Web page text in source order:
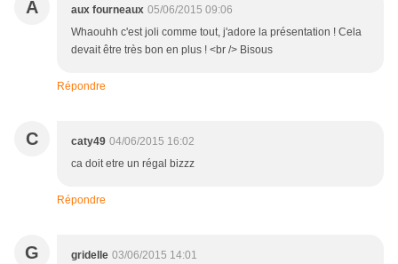
A aux fourneaux 05/06/2015 09:06
Whaouhh c'est joli comme tout, j'adore la présentation ! Cela
devait être très bon en plus ! <br /> Bisous
Répondre
C caty49 04/06/2015 16:02
ca doit etre un régal bizzz
Répondre
G gridelle 03/06/2015 14:01